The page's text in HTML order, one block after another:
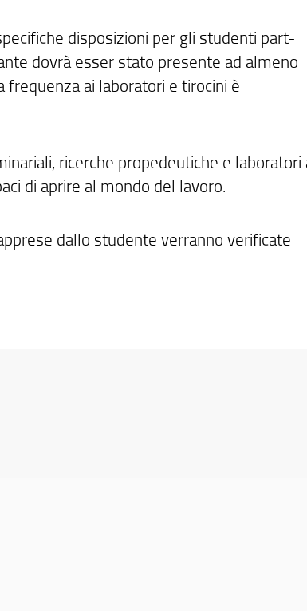
disposizioni per gli studenti part-
dovrà esser stato presente ad almeno
ai laboratori e tirocini è
ricerche propedeutiche e laboratori
di aprire al mondo del lavoro.
dallo studente verranno verificate